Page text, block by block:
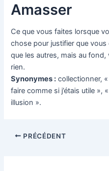
Amasser
Ce que vous faites lorsque
chose pour justifier que
que les autres, mais au
rien.
Synonymes : collectionner,
faire comme si j’étais utile »,
illusion ».
PRÉCÉDENT